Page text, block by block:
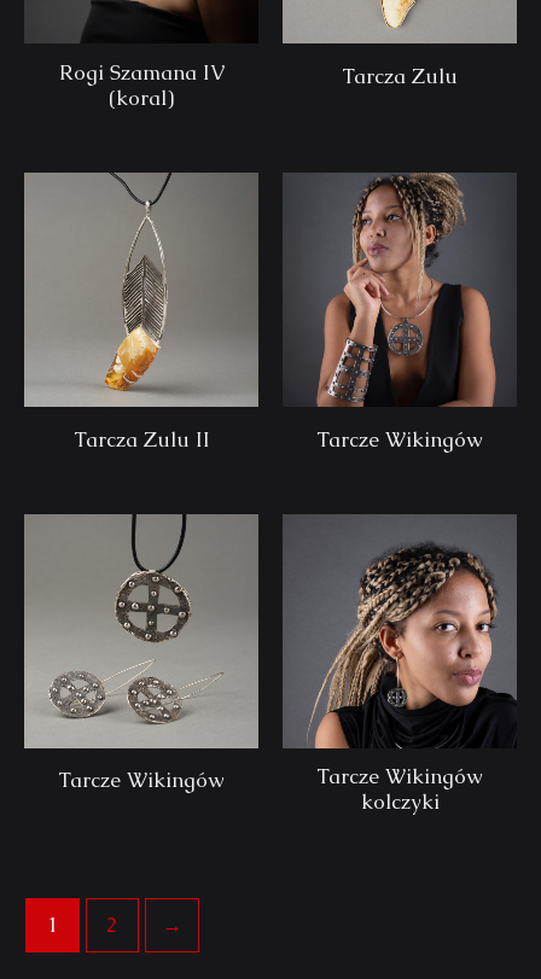
Rogi Szamana IV
(koral)
Tarcza Zulu
Tarcza Zulu II Tarcze Wikingów
Tarcze Wikingów
Tarcze Wikingów
kolczyki
1 2 →